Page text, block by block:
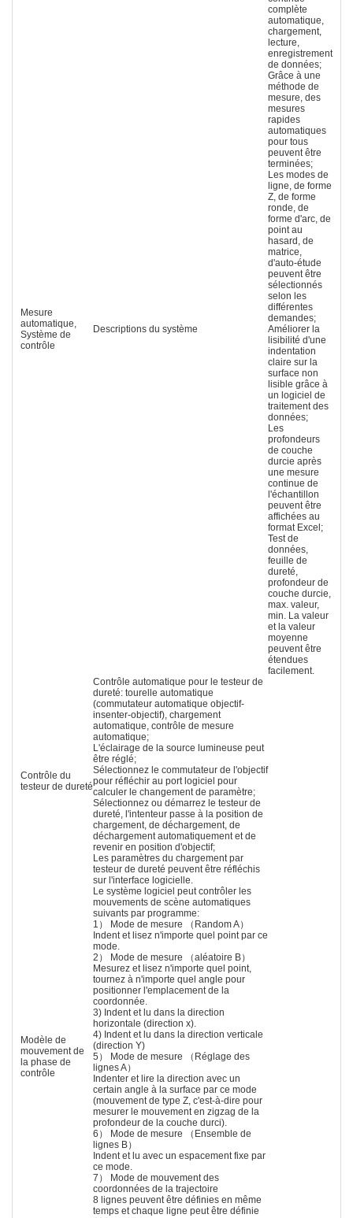
Mesure
automatique,
Système de
contrôle
Descriptions du système
complète
automatique,
chargement,
lecture,
enregistrement
de données;
Grâce à une
méthode de
mesure, des
mesures
rapides
automatiques
pour tous
peuvent être
terminées;
Les modes de
ligne, de forme
Z, de forme
ronde, de
forme d'arc, de
point au
hasard, de
matrice,
d'auto-étude
peuvent être
sélectionnés
selon les
différentes
demandes;
Améliorer la
lisibilité d'une
indentation
claire sur la
surface non
lisible grâce à
un logiciel de
traitement des
données;
Les
profondeurs
de couche
durcie après
une mesure
continue de
l'échantillon
peuvent être
affichées au
format Excel;
Test de
données,
feuille de
dureté,
profondeur de
couche durcie,
max. valeur,
min. La valeur
et la valeur
moyenne
peuvent être
étendues
facilement.
Contrôle du
testeur de dureté
Contrôle automatique pour le testeur de
dureté: tourelle automatique
(commutateur automatique objectif-
insenter-objectif), chargement
automatique, contrôle de mesure
automatique;
L'éclairage de la source lumineuse peut
être réglé;
Sélectionnez le commutateur de l'objectif
pour réfléchir au port logiciel pour
calculer le changement de paramètre;
Sélectionnez ou démarrez le testeur de
dureté, l'intenteur passe à la position de
chargement, de déchargement, de
déchargement automatiquement et de
revenir en position d'objectif;
Les paramètres du chargement par
testeur de dureté peuvent être réfléchis
sur l'interface logicielle.
Modèle de
mouvement de
la phase de
contrôle
Le système logiciel peut contrôler les
mouvements de scène automatiques
suivants par programme:
1） Mode de mesure （Random A）
Indent et lisez n'importe quel point par ce
mode.
2） Mode de mesure （aléatoire B）
Mesurez et lisez n'importe quel point,
tournez à n'importe quel angle pour
positionner l'emplacement de la
coordonnée.
3) Indent et lu dans la direction
horizontale (direction x).
4) Indent et lu dans la direction verticale
(direction Y)
5） Mode de mesure （Réglage des
lignes A）
Indenter et lire la direction avec un
certain angle à la surface par ce mode
(mouvement de type Z, c'est-à-dire pour
mesurer le mouvement en zigzag de la
profondeur de la couche durci).
6） Mode de mesure （Ensemble de
lignes B）
Indent et lu avec un espacement fixe par
ce mode.
7） Mode de mouvement des
coordonnées de la trajectoire
8 lignes peuvent être définies en même
temps et chaque ligne peut être définie